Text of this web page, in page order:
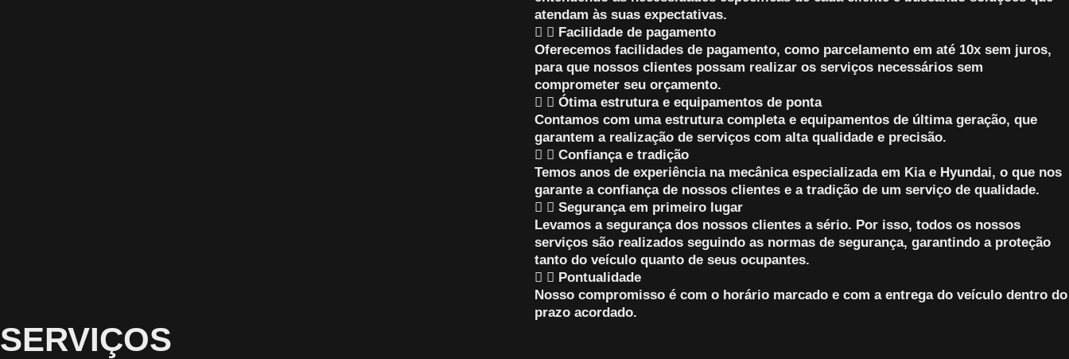
atendam às suas expectativas.
Facilidade de pagamento
Oferecemos facilidades de pagamento, como parcelamento em até 10x sem juros,
para que nossos clientes possam realizar os serviços necessários sem
comprometer seu orçamento.
Ótima estrutura e equipamentos de ponta
Contamos com uma estrutura completa e equipamentos de última geração, que
garantem a realização de serviços com alta qualidade e precisão.
Confiança e tradição
Temos anos de experiência na mecânica especializada em Kia e Hyundai, o que nos
garante a confiança de nossos clientes e a tradição de um serviço de qualidade.
Segurança em primeiro lugar
Levamos a segurança dos nossos clientes a sério. Por isso, todos os nossos
serviços são realizados seguindo as normas de segurança, garantindo a proteção
tanto do veículo quanto de seus ocupantes.
Pontualidade
Nosso compromisso é com o horário marcado e com a entrega do veículo dentro do
prazo acordado.
SERVIÇOS